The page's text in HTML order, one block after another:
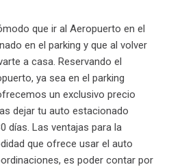
que ir al Aeropuerto en el
en el parking y que al volver
a casa. Reservando el
ya sea en el parking
un exclusivo precio
dejar tu auto estacionado
días. Las ventajas para la
que ofrece usar el auto
es poder contar por